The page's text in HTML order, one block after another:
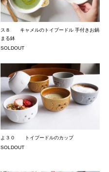
ス８ キャメルのトイプードル 手付きお鍋
まる鉢
SOLDOUT
よ３０ トイプードルのカップ
SOLDOUT